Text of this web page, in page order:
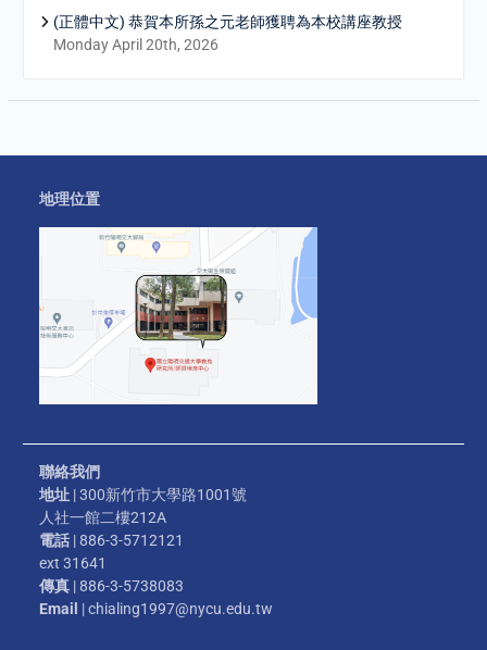
(正體中文) 恭賀本所孫之元老師獲聘為本校講座教授
Monday April 20th, 2026
地理位置
聯絡我們
地址 | 300新竹市大學路1001號
人社一館二樓212A
電話 | 886-3-5712121
ext 31641
傳真 | 886-3-5738083
Email | chialing1997@nycu.edu.tw